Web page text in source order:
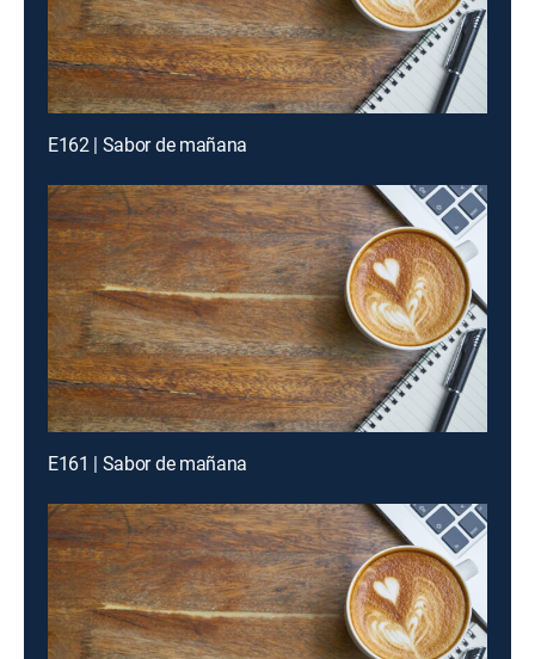
E162 | Sabor de mañana
E161 | Sabor de mañana